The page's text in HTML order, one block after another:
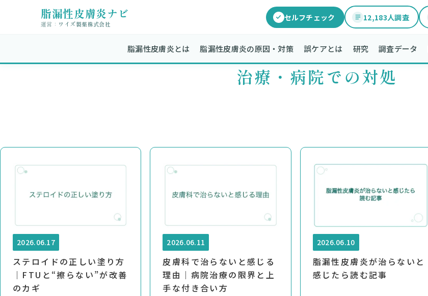
脂漏性皮膚炎ナビ
運営： ワイズ製薬株式会社
セルフチェック 12,183人調査
脂漏性皮膚炎とは 脂漏性皮膚炎の原因・対策​​ 誤ケアとは 研究 調査データ
治療・病院での対処
2026.06.17
ステロイドの正しい塗り方
｜FTUと“擦らない”が改善
のカギ
2026.06.11
皮膚科で治らないと感じる
理由｜病院治療の限界と上
手な付き合い方
2026.06.10
脂漏性皮膚炎が治らないと
感じたら読む記事